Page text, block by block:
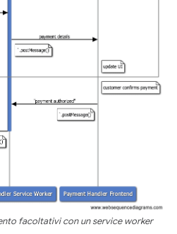
facoltativi con un service worker